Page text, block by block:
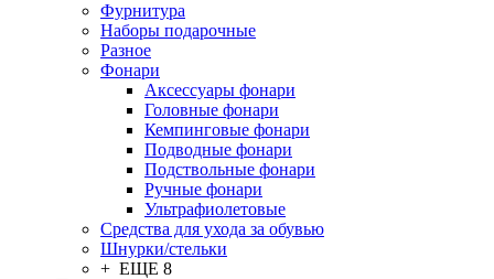
Фурнитура
Наборы подарочные
Разное
Фонари
Аксессуары фонари
Головные фонари
Кемпинговые фонари
Подводные фонари
Подствольные фонари
Ручные фонари
Ультрафиолетовые
Средства для ухода за обувью
Шнурки/стельки
+ ЕЩЕ 8